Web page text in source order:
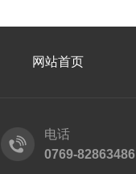
网站首页
电话
0769-82863486